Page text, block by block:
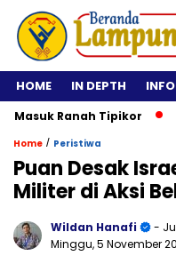
HOME IN DEPTH
Tipikor Bawaslu
Home / Peristiwa
Puan Desak
Militer di Aksi
Wildan Hanafi
-
Minggu, 5 November